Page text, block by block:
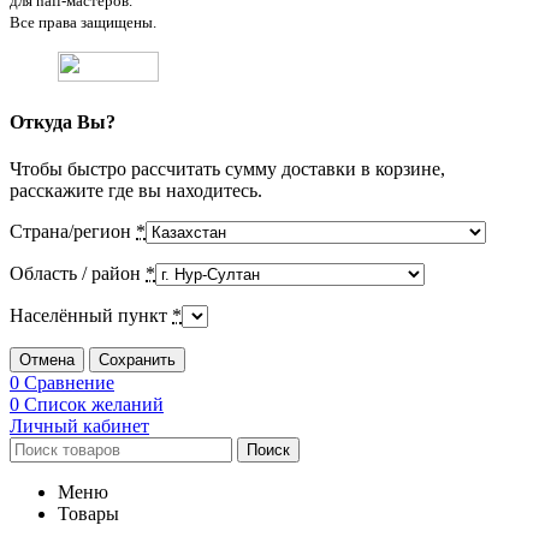
Все права защищены.
Откуда Вы?
Чтобы быстро рассчитать сумму доставки в корзине,
расскажите где вы находитесь.
Страна/регион *
Область / район *
Населённый пункт *
Отмена Сохранить
0 Сравнение
0 Список желаний
Личный кабинет
Поиск
Меню
Товары